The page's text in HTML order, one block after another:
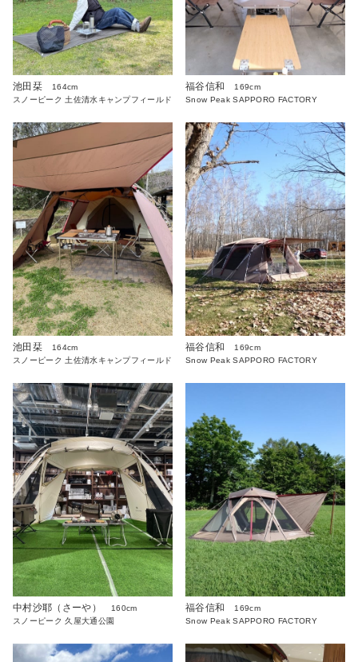
池田栞
164cm
スノーピーク 土佐清水キャンプフィールド
福谷信和
169cm
Snow Peak SAPPORO FACTORY
池田栞
164cm
スノーピーク 土佐清水キャンプフィールド
福谷信和
169cm
Snow Peak SAPPORO FACTORY
中村沙耶（さーや）
160cm
スノーピーク 久屋大通公園
福谷信和
169cm
Snow Peak SAPPORO FACTORY